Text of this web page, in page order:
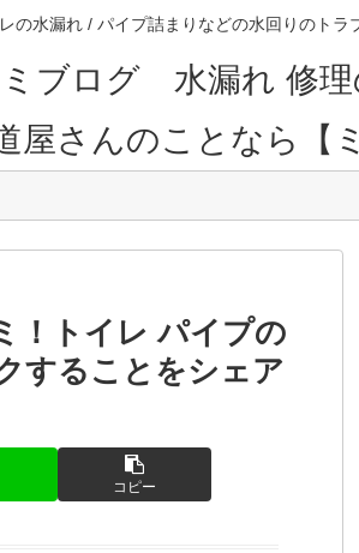
水漏れ / パイプ詰まりなどの水回りのト
ブログ 水漏れ 修
屋さんのことなら【
！トイレ パイプの
することをシェア
コピー